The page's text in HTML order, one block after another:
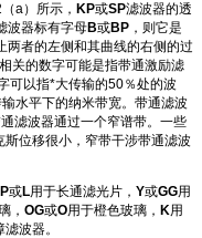
a）所示， KP或SP滤波器的透
波器标有字母B或BP ，则它是
两者的左侧和其曲线的右侧的过
关的数字可能是指带通激励滤
可以指*大传输的50％处的波
水平下的纳米带宽。带通滤波
滤波器通过一个窄谱带。一些
斯位移很小，窄带干涉带通滤波
或L用于长通滤光片， Y或GG用
， OG或O用于橙色玻璃， K用
波器。